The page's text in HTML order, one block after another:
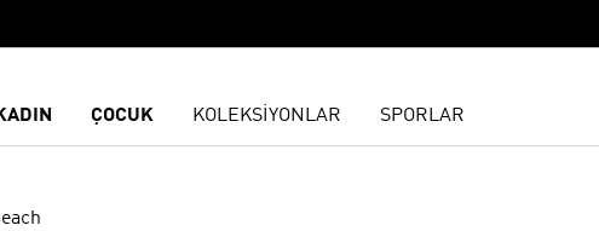
ÇOCUK KOLEKSİYONLAR SPORLAR